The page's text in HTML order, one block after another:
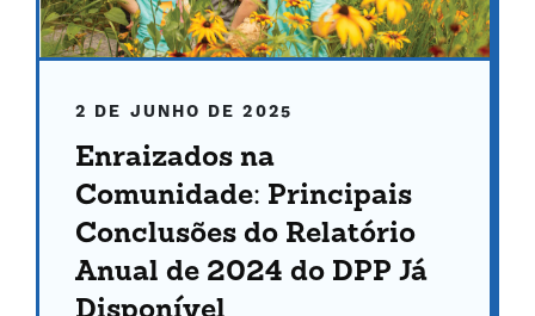
2 DE JUNHO DE 2025
Enraizados na
Comunidade: Principais
Conclusões do Relatório
Anual de 2024 do DPP Já